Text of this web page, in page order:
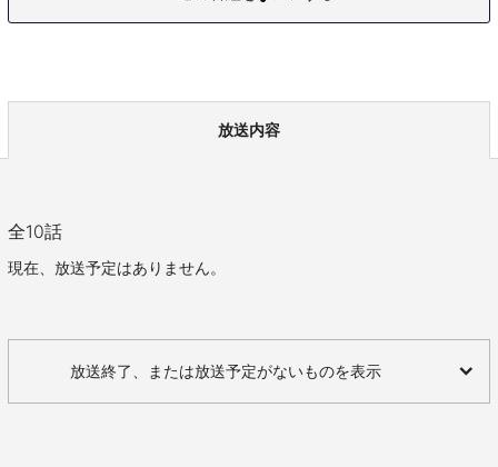
放送内容
全10話
現在、放送予定はありません。
放送終了、または放送予定がないものを表示